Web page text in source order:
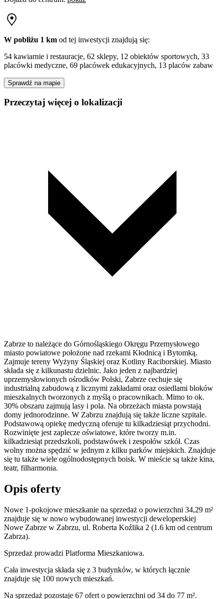
W pobliżu 1 km od tej inwestycji znajdują się:
54 kawiarnie i restauracje, 62 sklepy, 12 obiektów sportowych, 33
placówki medyczne, 69 placówek edukacyjnych, 13 placów zabaw
Sprawdź na mapie
Przeczytaj więcej o lokalizacji
Zabrze to należące do Górnośląskiego Okręgu Przemysłowego
miasto powiatowe położone nad rzekami Kłodnicą i Bytomką.
Zajmuje tereny Wyżyny Śląskiej oraz Kotliny Raciborskiej. Miasto
składa się z kilkunastu dzielnic. Jako jeden z najbardziej
uprzemysłowionych ośrodków Polski, Zabrze cechuje się
industrialną zabudową z licznymi zakładami oraz osiedlami bloków
mieszkalnych tworzonych z myślą o pracownikach. Mimo to ok.
30% obszaru zajmują lasy i pola. Na obrzeżach miasta powstają
domy jednorodzinne. W Zabrzu znajdują się także liczne szpitale.
Podstawową opiekę medyczną oferuje tu kilkadziesiąt przychodni.
Rozwinięte jest zaplecze oświatowe, które tworzy m.in.
kilkadziesiąt przedszkoli, podstawówek i zespołów szkół. Czas
wolny można spędzić w jednym z kilku parków miejskich. Znajduje
się tu także wiele ogólnodostępnych boisk. W mieście są także kina,
teatr, filharmonia.
Opis oferty
Nowe 1-pokojowe mieszkanie na sprzedaż o powierzchni 34,29 m²
znajduje się w nowo wybudowanej inwestycji deweloperskiej
Nowe Zabrze w Zabrzu, ul. Roberta Koźlika 2 (1.6 km od centrum
Zabrza).
Sprzedaż prowadzi Platforma Mieszkaniowa.
Cała inwestycja składa się z 3 budynków, w których łącznie
znajduje się 100 nowych mieszkań.
Na sprzedaż pozostaje 67 ofert o powierzchni od 34 do 77 m².